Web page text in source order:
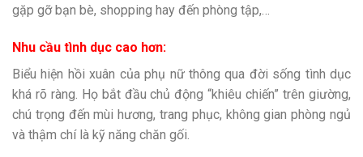
gặp gỡ bạn bè, shopping hay đến phòng tập,…
Nhu cầu tình dục cao hơn:
Biểu hiện hồi xuân của phụ nữ thông qua đời sống tình dục
khá rõ ràng. Họ bắt đầu chủ động “khiêu chiến” trên giường,
chú trọng đến mùi hương, trang phục, không gian phòng ngủ
và thậm chí là kỹ năng chăn gối.